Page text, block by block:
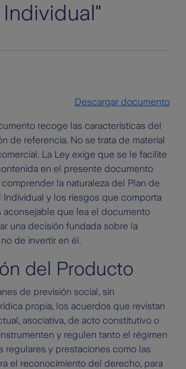
Individual"
Descargar documento
recoge las características del
de referencia. No se trata de material
La Ley exige que se le facilite
en el presente documento
comprender la naturaleza del Plan de
Individual y los riesgos que comporta
aconsejable que lea el documento
una decisión fundada sobre la
de invertir en él.
del Producto
de previsión social, sin
propia, los acuerdos que revistan
asociativa, de acto constitutivo o
y regulen tanto el régimen
regulares y prestaciones como las
el reconocimiento del derecho, para